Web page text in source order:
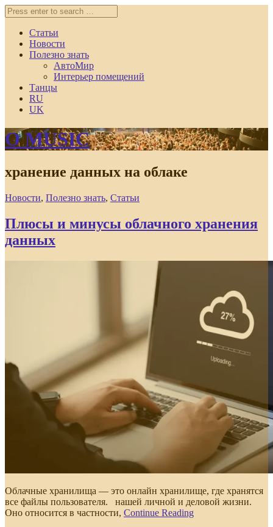
Статьи
Новости
Полезно знать
АвтоМир
Интерьер помещений
Танцы
RU
UK
O MUSIC
хранение данных на облаке
Новости, Полезно знать, Статьи
Плюсы и минусы облачного хранения
данных
Облачные хранилища — это онлайн хранилище, где хранятся
все файлы пользователя. нашей личной и деловой жизни.
Оно относится в частности, Continue Reading